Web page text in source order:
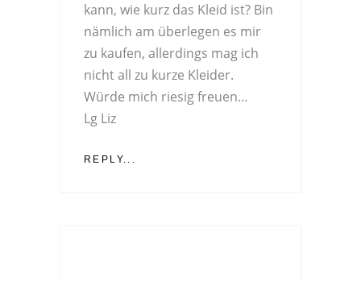
kann, wie kurz das Kleid ist? Bin
nämlich am überlegen es mir
zu kaufen, allerdings mag ich
nicht all zu kurze Kleider.
Würde mich riesig freuen…
Lg Liz
REPLY...